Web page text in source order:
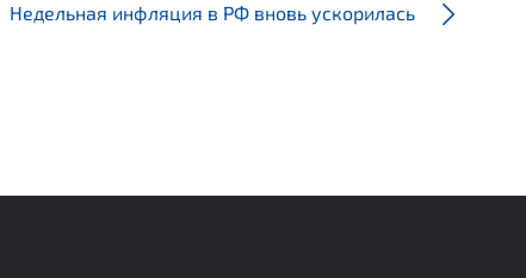
Недельная инфляция в РФ вновь ускорилась